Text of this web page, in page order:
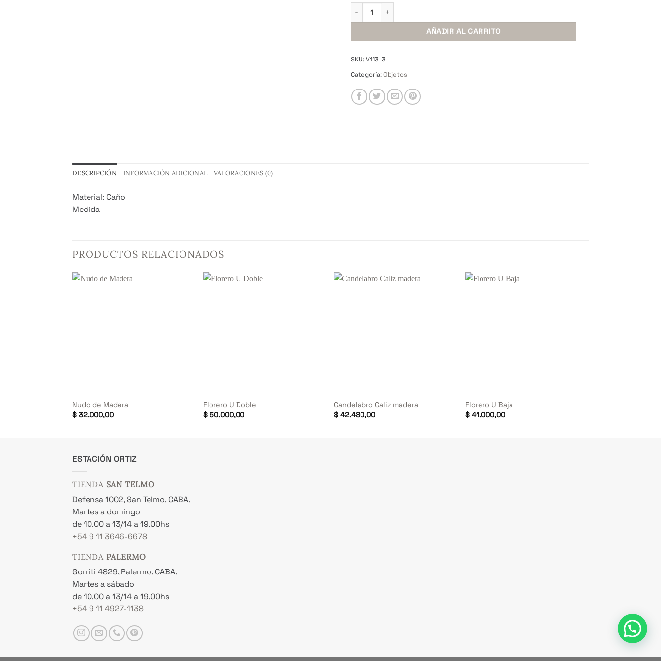
Florero U Alta cantidad
AÑADIR AL CARRITO
SKU:V113-3
Categoría:Objetos
DESCRIPCIÓN INFORMACIÓN ADICIONAL VALORACIONES (0)
Material: Caño
Medida
PRODUCTOS RELACIONADOS
Nudo de Madera
$32.000,00
Florero U Doble
$ 50.000,00
Candelabro Caliz madera
$ 42.480,00
Florero U Baja
$41.000,00
ESTACIÓN ORTIZ
TIENDA SAN TELMO
Defensa 1002, San Telmo. CABA.
Martes a domingo
de 10.00 a 13/14 a 19.00hs
+54 9 11 3646-6678
TIENDA PALERMO
Gorriti 4829, Palermo. CABA.
Martes a sábado
de 10.00 a 13/14 a 19.00hs
+54 9 11 4927-1138